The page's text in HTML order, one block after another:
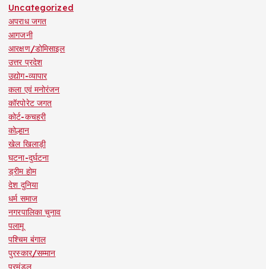
Uncategorized
अपराध जगत
आगजनी
आरक्षण/डोमिसाइल
उत्तर प्रदेश
उद्योग-व्यापार
कला एवं मनोरंजन
कॉरपोरेट जगत
कोर्ट-कचहरी
कोल्हान
खेल खिलाड़ी
घटना-दुर्घटना
ड्रीम होम
देश दुनिया
धर्म समाज
नगरपालिका चुनाव
पलामू
पश्चिम बंगाल
पुरस्कार/सम्मान
प्रमंडल